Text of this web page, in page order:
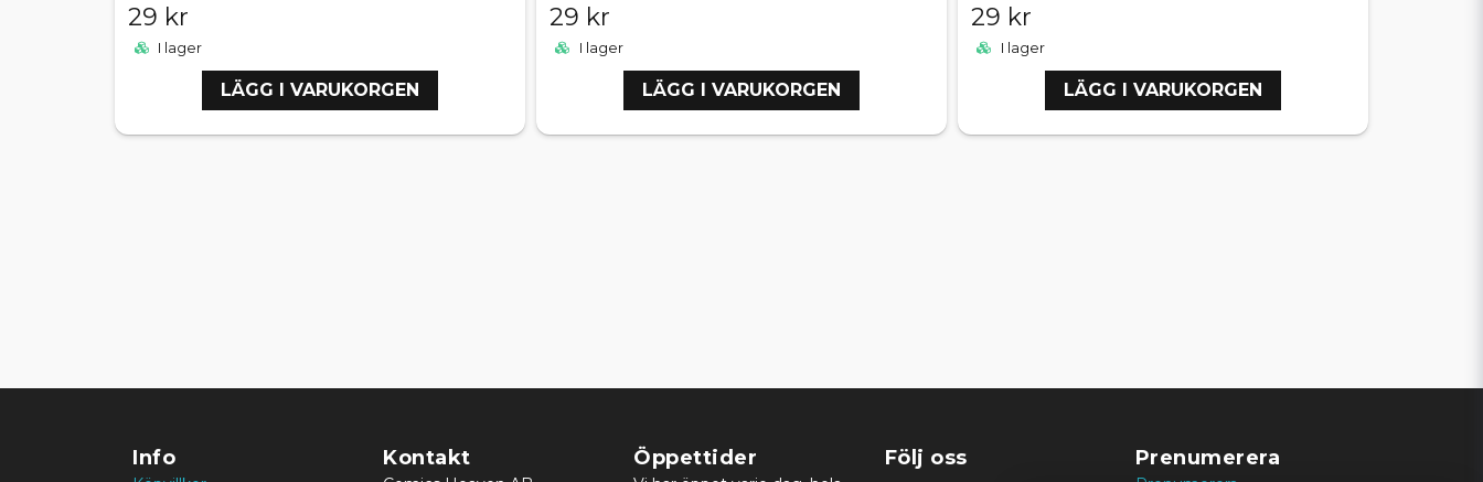
29 kr
I lager
LÄGG I VARUKORGEN
29 kr
I lager
LÄGG I VARUKORGEN
29 kr
I lager
LÄGG I VARUKORGEN
Info Kontakt Öppettider Följ oss Prenumerera